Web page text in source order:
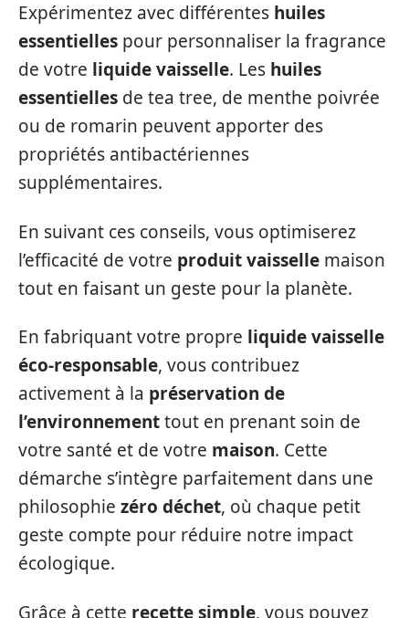
Expérimentez avec différentes huiles
essentielles pour personnaliser la fragrance
de votre liquide vaisselle. Les huiles
essentielles de tea tree, de menthe poivrée
ou de romarin peuvent apporter des
propriétés antibactériennes
supplémentaires.
En suivant ces conseils, vous optimiserez
l’efficacité de votre produit vaisselle maison
tout en faisant un geste pour la planète.
En fabriquant votre propre liquide vaisselle
éco-responsable, vous contribuez
activement à la préservation de
l’environnementtout en prenant soin de
votre santé et de votre maison. Cette
démarche s’intègre parfaitement dans une
philosophie zéro déchet, où chaque petit
geste compte pour réduire notre impact
écologique.
Grâce à cette recette simple, vous pouvez